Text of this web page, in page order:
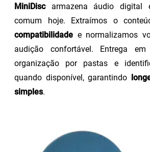
MiniDiscarmazena áudio digital
comum hoje. Extraímos o
compatibilidade e normalizamos
audição confortável. Entrega em
organização por pastas e
quando disponível, garantindo
simples.